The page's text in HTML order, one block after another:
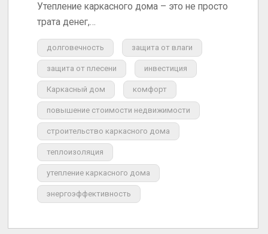
Утепление каркасного дома – это не просто
трата денег,…
долговечность защита от влаги
защита от плесени инвестиция
Каркасный дом комфорт
повышение стоимости недвижимости
строительство каркасного дома
теплоизоляция
утепление каркасного дома
энергоэффективность